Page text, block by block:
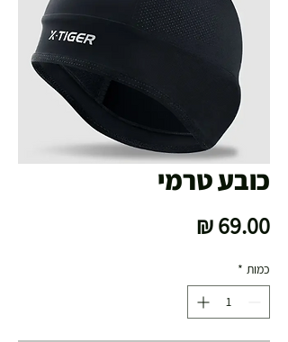
כובע טרמי
כמות *